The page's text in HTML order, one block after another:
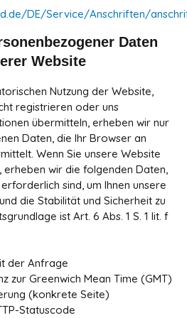
DE/Service/Anschriften/
Daten
Website
Nutzung der Website,
registrieren oder uns
übermitteln, erheben wir nur
Daten, die Ihr Browser an
Wenn Sie unsere Website
wir die folgenden Daten,
sind, um Ihnen unsere
die Stabilität und Sicherheit zu
ist Art. 6 Abs. 1 S. 1 lit. f
der Anfrage
zur Greenwich Mean Time (GMT)
(konkrete Seite)
Statuscode